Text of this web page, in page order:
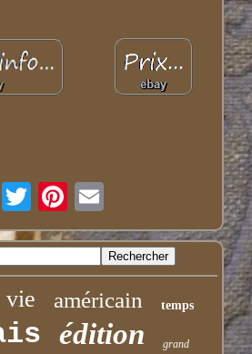
vie américain temps
édition grand